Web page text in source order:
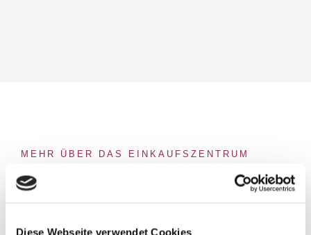
Diese Webseite verwendet Cookies
MEHR ÜBER DAS EINKAUFSZENTRUM
Einzigartige Architektur